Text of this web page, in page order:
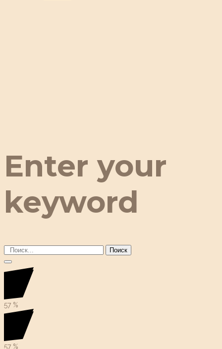
Enter your
keyword
Поиск
57 %
57 %